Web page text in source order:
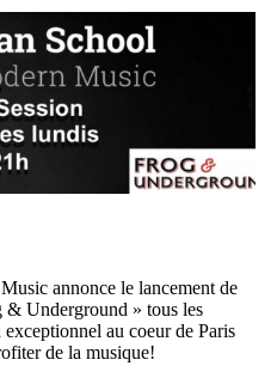
annonce le lancement de
& Underground » tous les
au coeur de Paris
de la musique!